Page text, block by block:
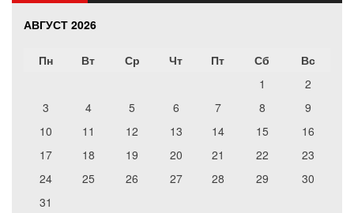
АВГУСТ 2026
Пн Вт Ср Чт Пт Сб
Вс
1
2
3
4 5 6 7 8
9
10
11 12 13 14 15
16
17
18 19 20 21 22
23
24
25 26 27 28 29
30
31